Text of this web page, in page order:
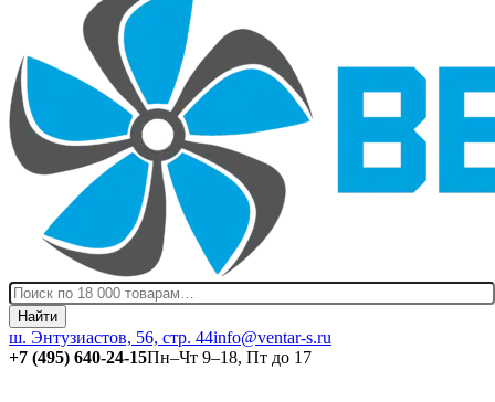
Найти
ш. Энтузиастов, 56, стр. 44info@ventar-s.ru
+7 (495) 640-24-15Пн–Чт 9–18, Пт до 17